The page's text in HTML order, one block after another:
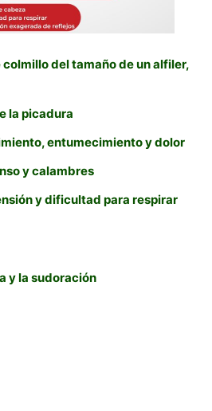
del tamaño de un alfiler,
la picadura
entumecimiento y dolor
y calambres
y dificultad para respirar
y la sudoración